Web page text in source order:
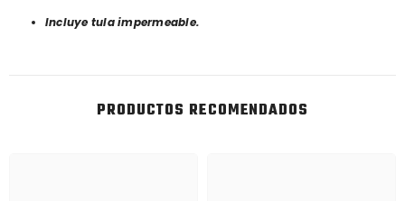
Incluye tula impermeable.
PRODUCTOS RECOMENDADOS